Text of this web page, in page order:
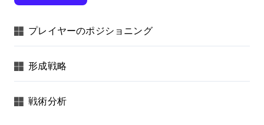
o
:
プレイヤーのポジショニング
形成戦略
戦術分析